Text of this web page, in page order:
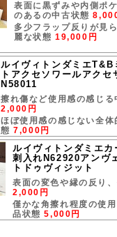
表面に黒ずみや内側ポ
のあるの中古状態
多少フラップ反りが見
麗な状態 19,000円
ルイヴィトンダミエT&B
トアクセソワールアクセ
N58011
擦れ傷など使用感の感じる
2,000円
ほぼ使用感の感じない全体
態7,000円
ルイヴィトンダミエカ
刺入れN62920アンヴ
トドゥヴィジット
表面の変色や縁の反り
2,000円
僅かな角擦れ程度の使
品状態5,000円